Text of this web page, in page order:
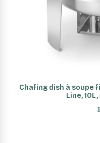
Chafing dish à soupe
Line,